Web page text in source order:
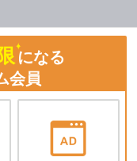
になる
会員